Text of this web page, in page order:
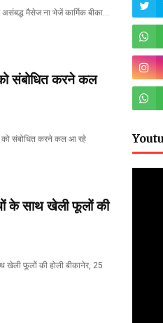
मैसेज ना भेजें कार्मिक बीका…
संबोधित करने कल
को संबोधित करने कल आ रहे
के साथ खेली फूलों की
फूलों की होली बीकानेर, 25